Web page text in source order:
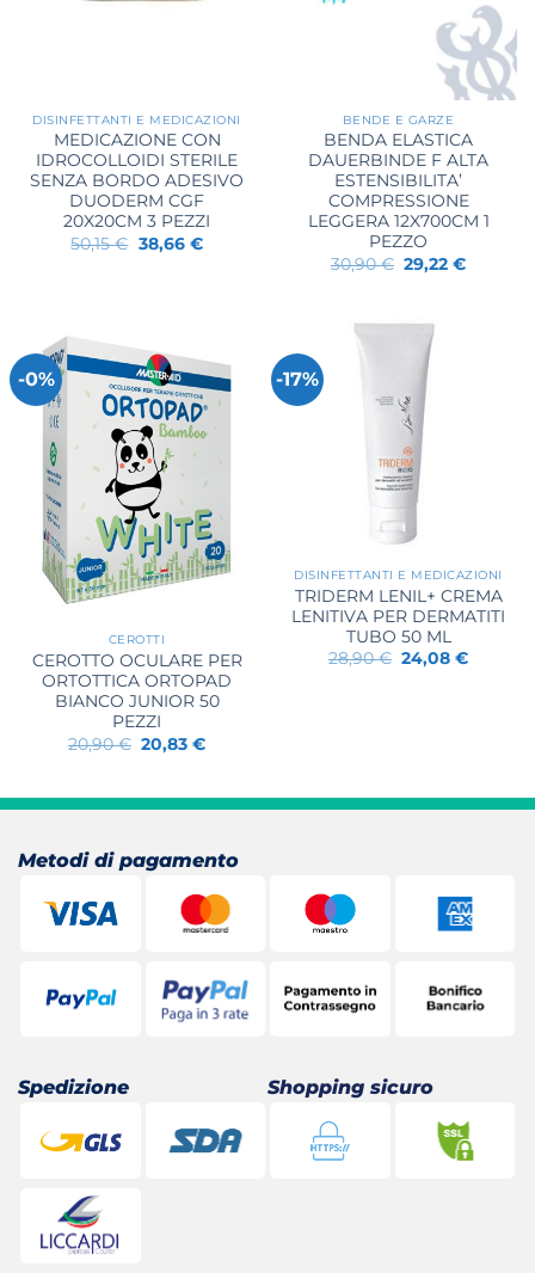
DISINFETTANTI E MEDICAZIONI
MEDICAZIONE CON
IDROCOLLOIDI STERILE
SENZA BORDO ADESIVO
DUODERM CGF
20X20CM 3 PEZZI
50,15€ Il
prezzo
38,66 €Il
BENDE E GARZE
BENDA ELASTICA
DAUERBINDE F ALTA
ESTENSIBILITA’
COMPRESSIONE
LEGGERA 12X700CM 1
PEZZO
30,90€ Il
prezzo
30,90 €.
29,22€Il
-0%
CEROTTI
CEROTTO OCULARE PER
ORTOTTICA ORTOPAD
BIANCO JUNIOR 50
PEZZI
20,90€ Il
prezzo
20,90 €.
20,83€Il
20,83 €.
-17%
DISINFETTANTI E MEDICAZIONI
TRIDERM LENIL+ CREMA
LENITIVA PER DERMATITI
TUBO 50 ML
28,90€ Il
prezzo
24,08€Il
Metodi di pagamento
Spedizione Shopping sicuro